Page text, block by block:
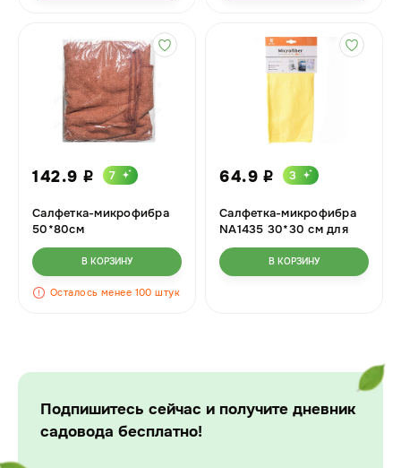
142.9 i 7
Салфетка-микрофибра
50*80см
В КОРЗИНУ
Осталось менее 100 штук
64.9 i 3
Салфетка-микрофибра
NA1435 30*30 см для
стекла
В КОРЗИНУ
Подпишитесь сейчас и получите дневник
садовода бесплатно!